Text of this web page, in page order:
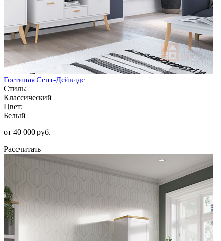
Гостиная Сент-Дейвидс
Стиль:
Классический
Цвет:
Белый
от 40 000 руб.
Рассчитать